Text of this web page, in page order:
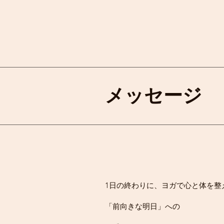
メッセージ
1日の終わりに、ヨガで心と体を整
「前向きな明日」への